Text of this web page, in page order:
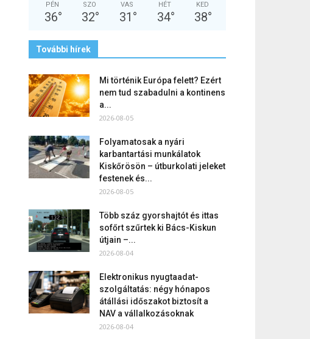
PÉN
36°
SZO
32°
VAS
31 °
HÉT
34°
KED
38°
További hírek
Mi történik Európa felett? Ezért
nem tud szabadulni a kontinens
a...
2026-08-05
Folyamatosak a nyári
karbantartási munkálatok
Kiskőrösön – útburkolati jeleket
festenek és...
2026-08-05
Több száz gyorshajtót és ittas
sofőrt szűrtek ki Bács-Kiskun
útjain –...
2026-08-04
Elektronikus nyugtaadat-
szolgáltatás: négy hónapos
átállási időszakot biztosít a
NAV a vállalkozásoknak
2026-08-04